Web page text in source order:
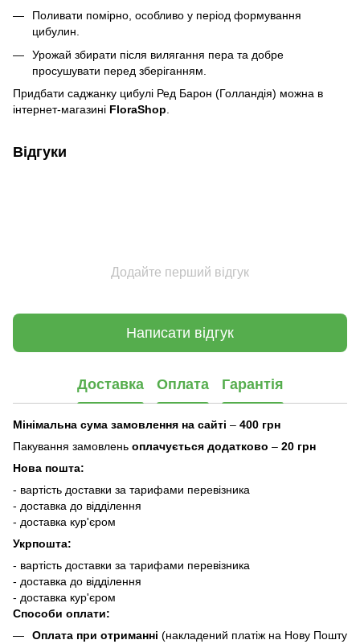
Поливати помірно, особливо у період формування
цибулин.
Урожай збирати після вилягання пера та добре
просушувати перед зберіганням.
Придбати саджанку цибулі Ред Барон (Голландія) можна в
інтернет-магазині FloraShop
Відгуки
Додайте перший відгук
Написати відгук
Доставка Оплата Гарантія
Мінімальна сума замовлення на сайті – 400 грн
Пакування замовлень оплачується додатково – 20 грн
Нова пошта:
- вартість доставки за тарифами перевізника
- доставка до відділення
- доставка кур'єром
Укрпошта:
- вартість доставки за тарифами перевізника
- доставка до відділення
- доставка кур'єром
Способи оплати:
Оплата при отриманні (накладений платіж на Нову Пошту